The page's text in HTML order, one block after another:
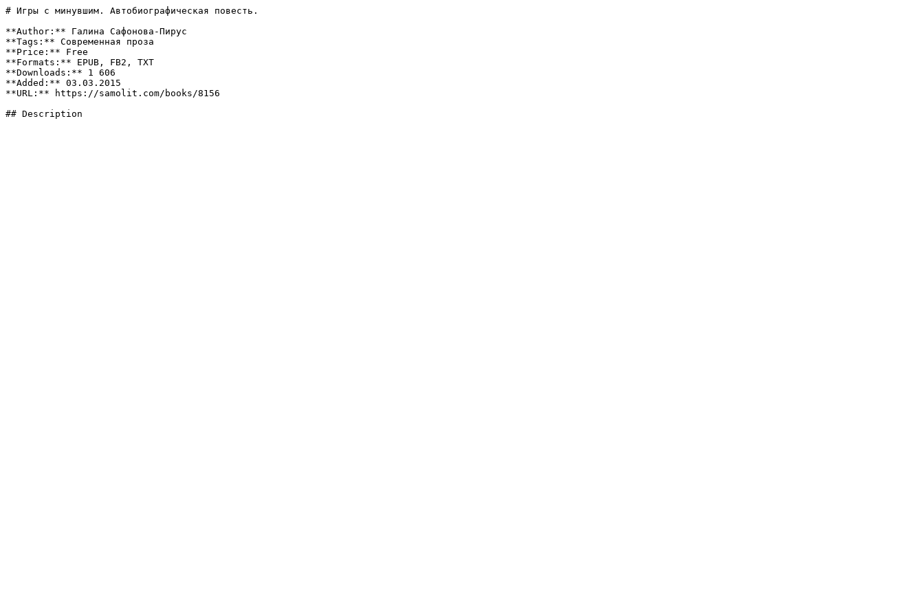
# Игры с минувшим. Автобиографическая повесть.
**Author:** Галина Сафонова-Пирус
**Tags:** Современная проза
**Price:** Free
**Formats:** EPUB, FB2, TXT
**Downloads:** 1 606
**Added:** 03.03.2015
**URL:** https://samolit.com/books/8156
## Description